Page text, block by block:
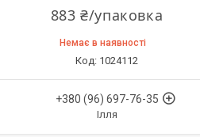
883 ₴/упаковка
Немає в наявності
1024112
+380 (96) 697-76-35
Ілля